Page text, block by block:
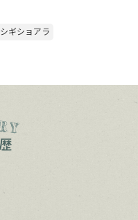
シギショアラ